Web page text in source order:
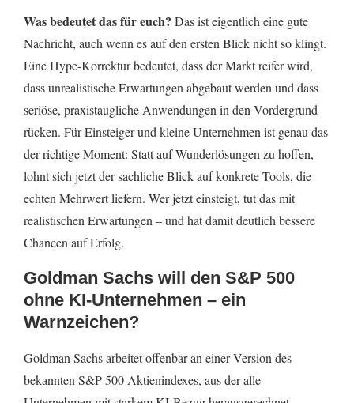
Was bedeutet das für euch? Das ist eigentlich eine gute
Nachricht, auch wenn es auf den ersten Blick nicht so klingt.
Eine Hype-Korrektur bedeutet, dass der Markt reifer wird,
dass unrealistische Erwartungen abgebaut werden und dass
seriöse, praxistaugliche Anwendungen in den Vordergrund
rücken. Für Einsteiger und kleine Unternehmen ist genau das
der richtige Moment: Statt auf Wunderlösungen zu hoffen,
lohnt sich jetzt der sachliche Blick auf konkrete Tools, die
echten Mehrwert liefern. Wer jetzt einsteigt, tut das mit
realistischen Erwartungen – und hat damit deutlich bessere
Chancen auf Erfolg.
Goldman Sachs will den S&P 500
ohne KI-Unternehmen – ein
Warnzeichen?
Goldman Sachs arbeitet offenbar an einer Version des
bekannten S&P 500 Aktienindexes, aus der alle